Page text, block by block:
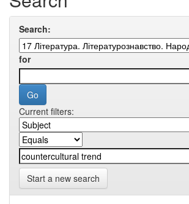
Search:
for
Current filters:
Start a new search